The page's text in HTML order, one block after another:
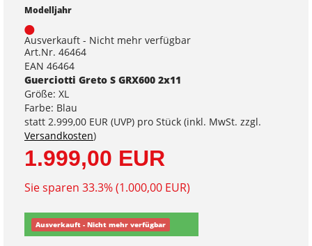
Modelljahr
Ausverkauft - Nicht mehr verfügbar
Art.Nr. 46464
EAN 46464
Guerciotti Greto S GRX600 2x11
Größe: XL
Farbe: Blau
statt 2.999,00 EUR (UVP) pro Stück (inkl. MwSt. zzgl.
Versandkosten)
1.999,00 EUR
Sie sparen 33.3% (1.000,00 EUR)
Ausverkauft - Nicht mehr verfügbar